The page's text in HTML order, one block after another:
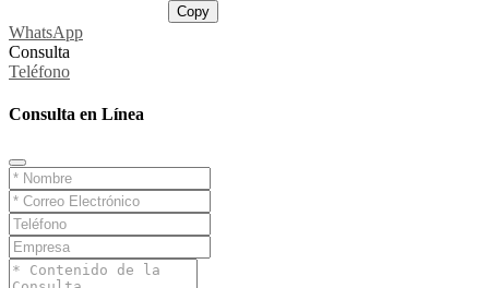
Copy
WhatsApp
Consulta
Teléfono
Consulta en Línea